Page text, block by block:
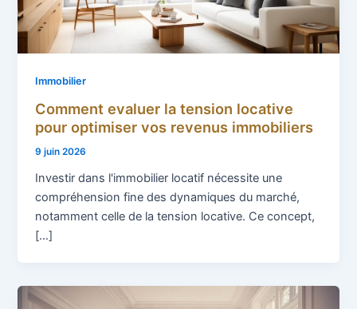
Immobilier
Comment evaluer la tension locative
pour optimiser vos revenus immobiliers
9 juin 2026
Investir dans l'immobilier locatif nécessite une
compréhension fine des dynamiques du marché,
notamment celle de la tension locative. Ce concept,
[…]